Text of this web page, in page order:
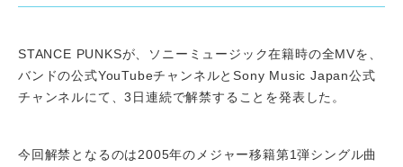
STANCE PUNKSが、ソニーミュージック在籍時の全MVを、
バンドの公式YouTubeチャンネルとSony Music Japan公式
チャンネルにて、3日連続で解禁することを発表した。
今回解禁となるのは2005年のメジャー移籍第1弾シングル曲